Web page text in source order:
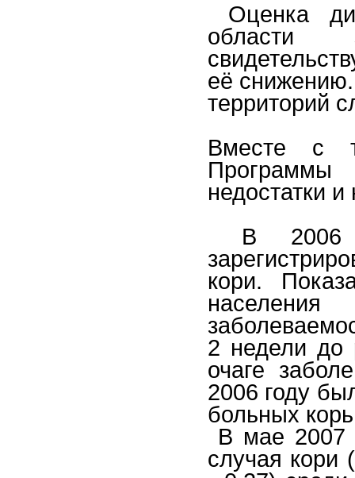
Оценка
области
её
территорий
Вместе с
недостатки
В 2006
кори.
2 недели до
очаге
2006 году
больных
В мае 2007
случая кори